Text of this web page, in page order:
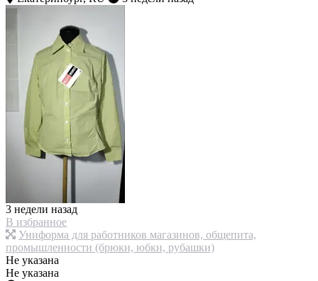
3 недели назад
В избранное
Униформа для работников магазинов, общепита,
промышленности (брюки, юбки, рубашки)
Не указана
Не указана